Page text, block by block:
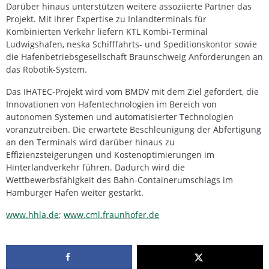
Darüber hinaus unterstützen weitere assoziierte Partner das
Projekt. Mit ihrer Expertise zu Inlandterminals für
Kombinierten Verkehr liefern KTL Kombi-Terminal
Ludwigshafen, neska Schifffahrts- und Speditionskontor sowie
die Hafenbetriebsgesellschaft Braunschweig Anforderungen an
das Robotik-System.
Das IHATEC-Projekt wird vom BMDV mit dem Ziel gefördert, die
Innovationen von Hafentechnologien im Bereich von
autonomen Systemen und automatisierter Technologien
voranzutreiben. Die erwartete Beschleunigung der Abfertigung
an den Terminals wird darüber hinaus zu
Effizienzsteigerungen und Kostenoptimierungen im
Hinterlandverkehr führen. Dadurch wird die
Wettbewerbsfähigkeit des Bahn-Containerumschlags im
Hamburger Hafen weiter gestärkt.
www.hhla.de; www.cml.fraunhofer.de